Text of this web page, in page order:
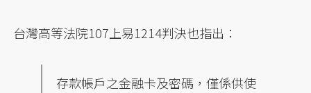
台灣高等法院107上易1214判決也指出：
存款帳戶之金融卡及密碼，僅係供使